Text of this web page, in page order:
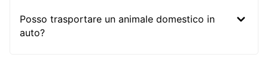
Posso trasportare un animale domestico in
auto?